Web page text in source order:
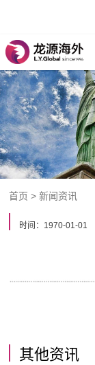
首页 > 新闻资讯
时间：1970-01-01
其他资讯